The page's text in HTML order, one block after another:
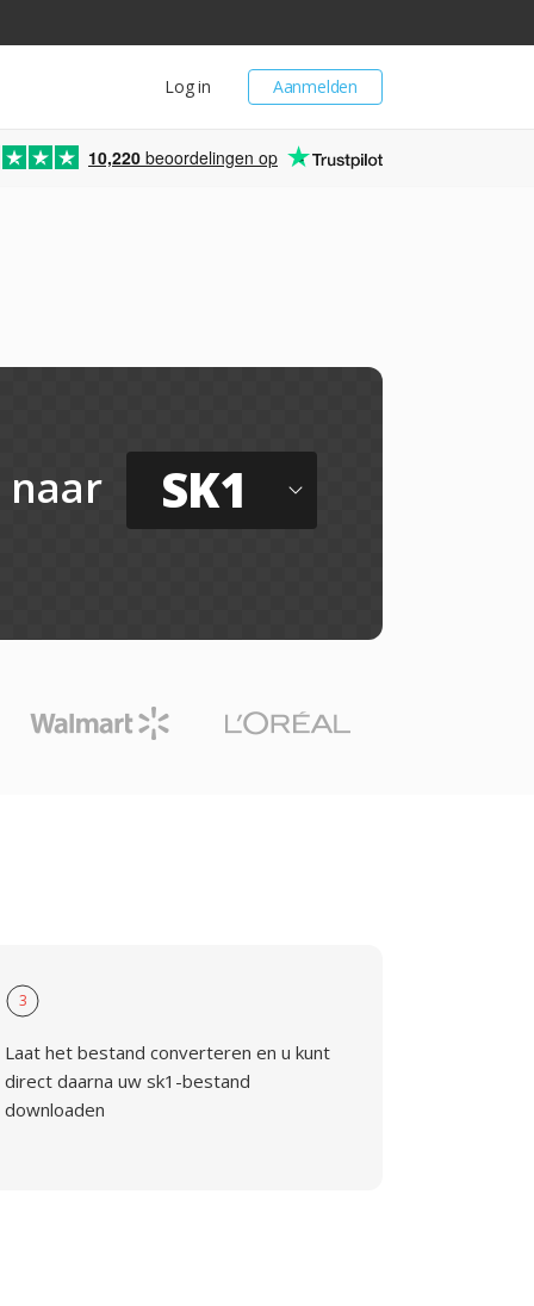
Aanmelden
Log in
10,220 beoordelingen op
naar SK1
3
Laat het bestand converteren en u kunt
direct daarna uw sk1-bestand
downloaden